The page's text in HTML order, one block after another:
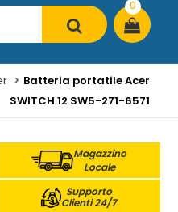
0
Batteria portatile Acer
SWITCH 12 SW5-271-6571
Magazzino
Locale
Supporto
Clienti 24/7